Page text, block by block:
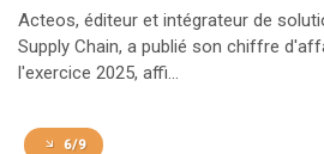
Acteos, éditeur et intégrateur de
Supply Chain, a publié son chiffre
l'exercice 2025, affi...
6/9